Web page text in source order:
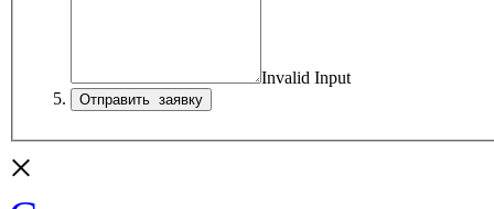
Invalid Input
×